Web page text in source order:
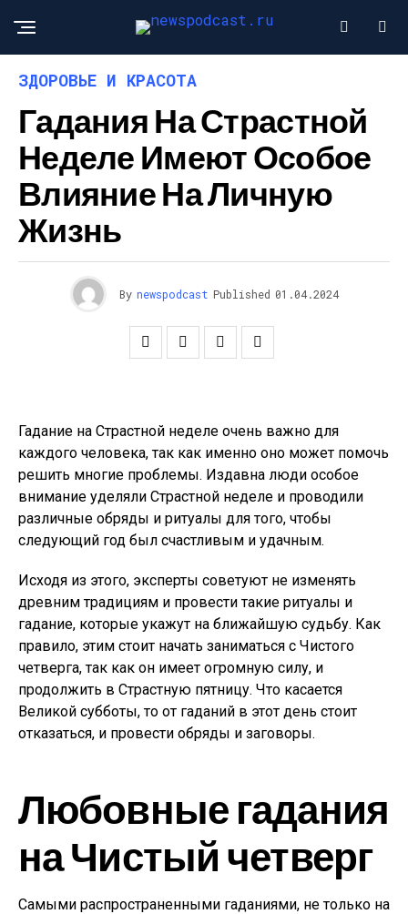
ЗДОРОВЬЕ И КРАСОТА
Гадания На Страстной
Неделе Имеют Особое
Влияние На Личную
Жизнь
By newspodcast Published 01.04.2024
Гадание на Страстной неделе очень важно для
каждого человека, так как именно оно может помочь
решить многие проблемы. Издавна люди особое
внимание уделяли Страстной неделе и проводили
различные обряды и ритуалы для того, чтобы
следующий год был счастливым и удачным.
Исходя из этого, эксперты советуют не изменять
древним традициям и провести такие ритуалы и
гадание, которые укажут на ближайшую судьбу. Как
правило, этим стоит начать заниматься с Чистого
четверга, так как он имеет огромную силу, и
продолжить в Страстную пятницу. Что касается
Великой субботы, то от гаданий в этот день стоит
отказаться, и провести обряды и заговоры.
Любовные гадания
на Чистый четверг
Самыми распространенными гаданиями, не только на